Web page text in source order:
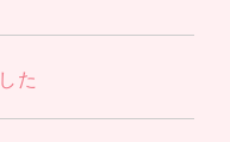
た